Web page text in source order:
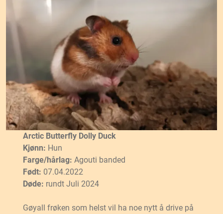
Arctic Butterfly Dolly Duck
Kjønn: Hun
Farge/hårlag: Agouti banded
Født: 07.04.2022
Døde: rundt Juli 2024
Gøyall frøken som helst vil ha noe nytt å drive på